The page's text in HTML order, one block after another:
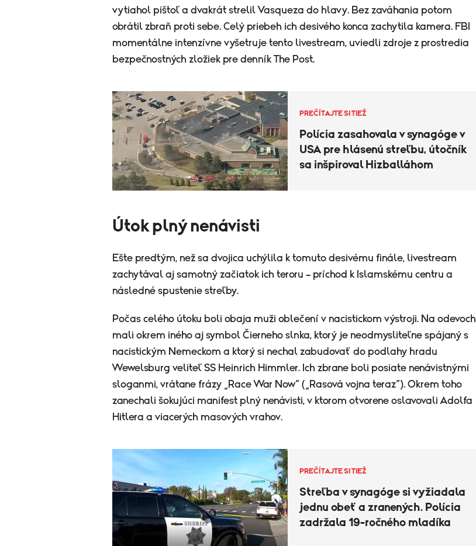
vytiahol pištoľ a dvakrát strelil Vasqueza do hlavy. Bez zaváhania potom
obrátil zbraň proti sebe. Celý priebeh ich desivého konca zachytila kamera. FBI
momentálne intenzívne vyšetruje tento livestream, uviedli zdroje z prostredia
bezpečnostných zložiek pre denník The Post.
PREČÍTAJTE SI TIEŽ
Polícia zasahovala v synagóge v
USA pre hlásenú streľbu, útočník
sa inšpiroval Hizballáhom
Útok plný nenávisti
Ešte predtým, než sa dvojica uchýlila k tomuto desivému finále, livestream
zachytával aj samotný začiatok ich teroru – príchod k Islamskému centru a
následné spustenie streľby.
Počas celého útoku boli obaja muži oblečení v nacistickom výstroji. Na odevoch
mali okrem iného aj symbol Čierneho slnka, ktorý je neodmysliteľne spájaný s
nacistickým Nemeckom a ktorý si nechal zabudovať do podlahy hradu
Wewelsburg veliteľ SS Heinrich Himmler. Ich zbrane boli posiate nenávistnými
sloganmi, vrátane frázy „Race War Now“ („Rasová vojna teraz“). Okrem toho
zanechali šokujúci manifest plný nenávisti, v ktorom otvorene oslavovali Adolfa
Hitlera a viacerých masových vrahov.
PREČÍTAJTE SI TIEŽ
Streľba v synagóge si vyžiadala
jednu obeť a zranených. Polícia
zadržala 19-ročného mladíka